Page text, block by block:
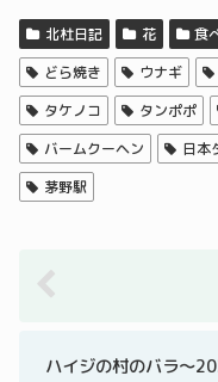
北杜日記 花 食
どら焼き
ウナギ
タケノコ
タンポポ
バームクーヘン
日本
茅野駅
ハイジの村のバラ～